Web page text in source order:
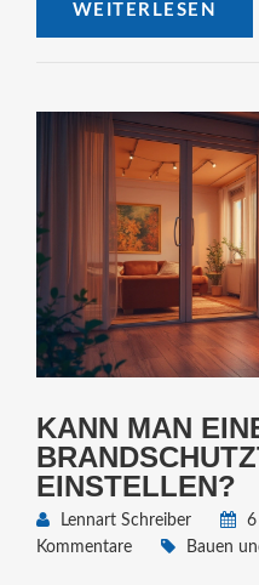
wirkt. Ein modernes Sofa
dienen, um das
die sich perfekt für diese
WEITERLESEN
KANN MAN
EINSTELLEN?
Lennart Schreiber 6
Kommentare
Bauen